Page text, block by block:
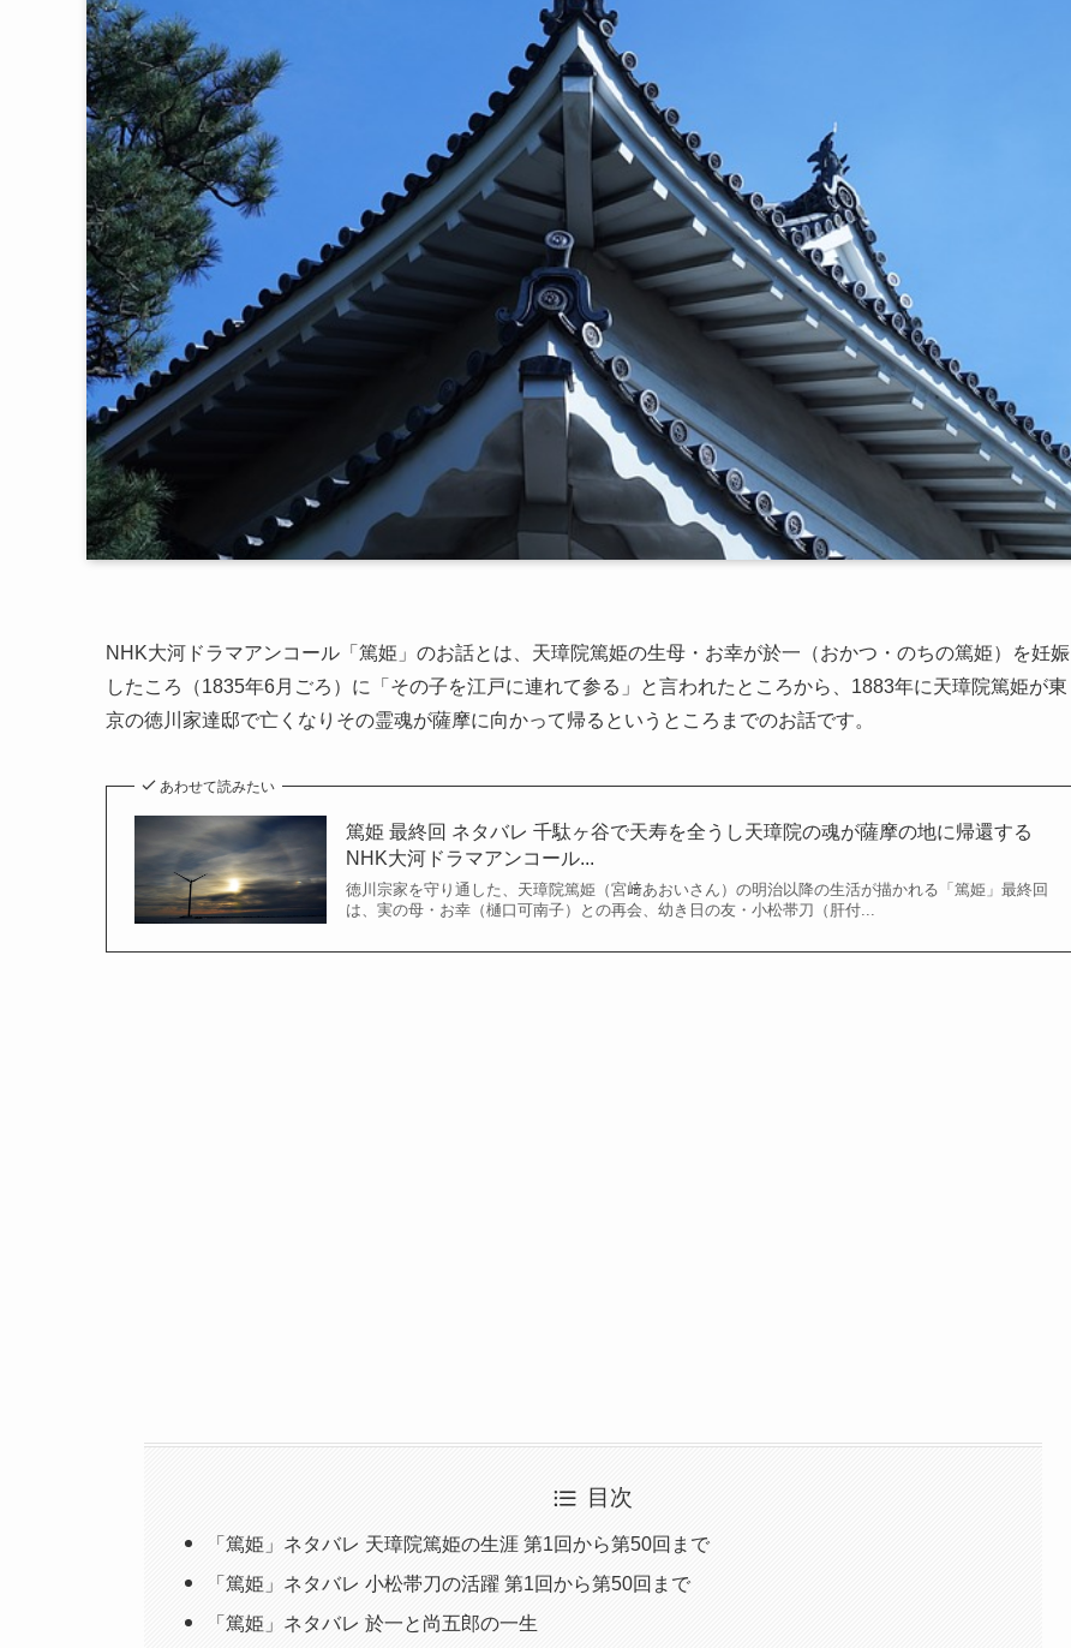
NHK大河ドラマアンコール「篤姫」のお話とは、天璋院篤姫の生母・お幸が於一（おかつ・のちの篤姫）を妊娠
したころ（1835年6月ごろ）に「その子を江戸に連れて参る」と言われたところから、1883年に天璋院篤姫が東
京の徳川家達邸で亡くなりその霊魂が薩摩に向かって帰るというところまでのお話です。
あわせて読みたい
篤姫 最終回 ネタバレ 千駄ヶ谷で天寿を全うし天璋院の魂が薩摩の地に帰還する
NHK大河ドラマアンコール...
徳川宗家を守り通した、天璋院篤姫（宮﨑あおいさん）の明治以降の生活が描かれる「篤姫」最終回
は、実の母・お幸（樋口可南子）との再会、幼き日の友・小松帯刀（肝付...
目次
「篤姫」ネタバレ 天璋院篤姫の生涯 第1回から第50回まで
「篤姫」ネタバレ 小松帯刀の活躍 第1回から第50回まで
「篤姫」ネタバレ 於一と尚五郎の一生